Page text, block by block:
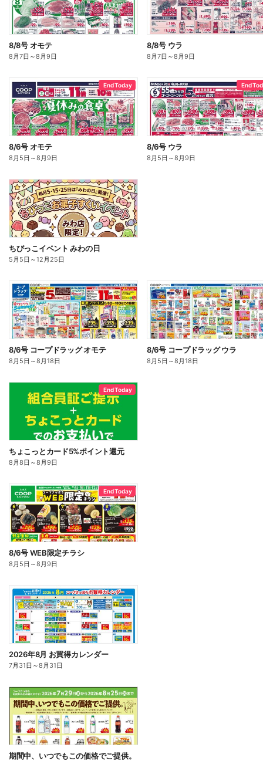
8/8号 オモテ
8月7日 ～8月9日
8/8号 ウラ
8月7日 ～8月9日
End Today
8/6号 オモテ
8月5日 ～8月9日
End
8/6号 ウラ
8月5日 ～8月9日
ちびっこイベント みわの日
5月5日 ～12月25日
8/6号 コープドラッグ オモテ
8月5日 ～8月18日
8/6号 コープドラッグ ウラ
8月5日 ～8月18日
End Today
ちょこっとカード5%ポイント還元
8月8日 ～8月9日
End Today
8/6号 WEB限定チラシ
8月5日 ～8月9日
2026年8月 お買得カレンダー
7月31日 ～8月31日
期間中、いつでもこの価格でご提供。